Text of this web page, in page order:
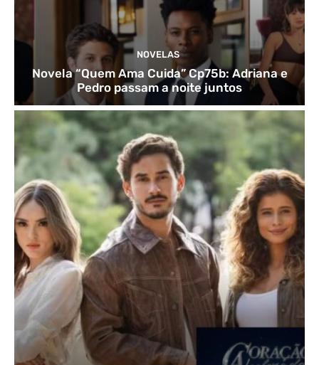
NOVELAS
Novela “Quem Ama Cuida” Cp75b: Adriana e
Pedro passam a noite juntos